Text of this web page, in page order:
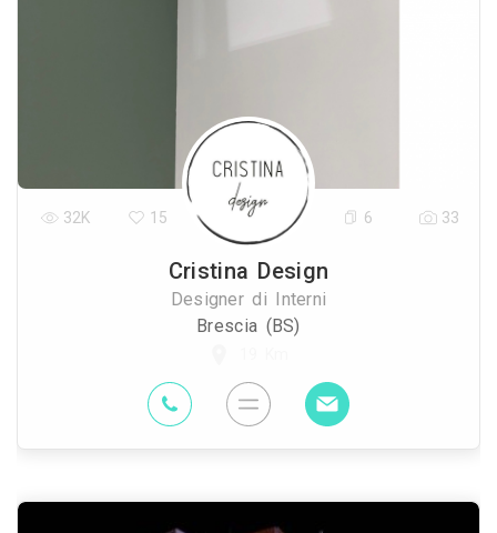
Cristina Design
Designer di Interni
Brescia (BS)
32K 15 6 33